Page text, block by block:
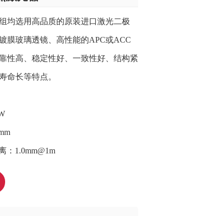
均选用高品质的原装进口激光二极
膜玻璃透镜、高性能的APC或ACC
性高、稳定性好、一致性好、结构紧
命长等特点。
：1.0mm@1m